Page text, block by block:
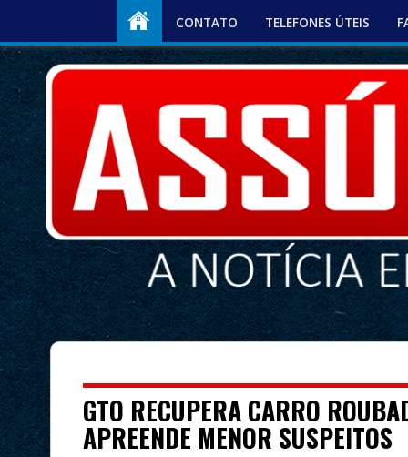
CONTATO TELEFONES ÚTEIS
GTO RECUPERA CARRO
APREENDE MENOR SUSPEITOS